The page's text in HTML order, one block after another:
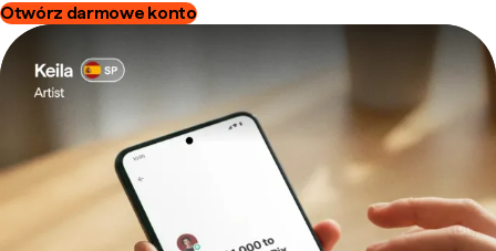
Otwórz darmowe konto